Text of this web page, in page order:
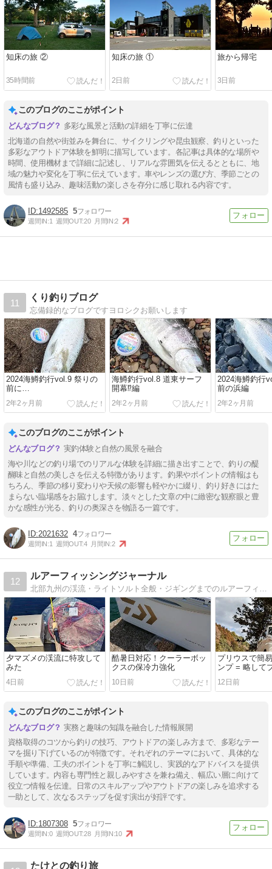
知床の旅 ②
35時間前
知床の旅 ①
2日前
旅から帰宅
3日前
このブログのここがポイント
多彩な風景と活動の詳細を丁寧に伝達
北海道の自然や街並みを舞台に、サイクリングや昆虫観察、釣りといった
多彩なアウトドア体験を鮮明に描写しています。各記事は具体的な場所や
時間、使用機材まで詳細に記述し、リアルな雰囲気を伝えるとともに、地
域の魅力や変化を丁寧に伝えています。車やレンズの選び方、季節ごとの
風情も盛り込み、趣味活動の楽しさを存分に感じ取れる内容です。
1492585 5
週間IN:1 週間OUT:20 月間IN:2
11
くり釣りブログ
忘備録的なブログですヨロシクお願いします
2024海鱒釣行vol.9 祭りの
前に…
2年2ヶ月前
海鱒釣行vol.8 道東サーフ
開幕⁉️編
2年2ヶ月前
2024海鱒釣行
前の浜編
2年2ヶ月前
このブログのここがポイント
実釣体験と自然の風景を融合
海や川などの釣り場でのリアルな体験を詳細に描き出すことで、釣りの醍
醐味と自然の美しさを伝える特徴があります。釣果やポイントの情報はも
ちろん、季節の移り変わりや天候の影響も軽やかに綴り、釣り好きにはた
まらない臨場感をお届けします。淡々とした文章の中に緻密な観察眼と豊
かな感性が光る、釣りの奥深さを物語る一篇です。
2021632 4
週間IN:1 週間OUT:4 月間IN:2
12
ルアーフィッシングジャーナル
北部九州の渓流・ライトソルト全般・ジギングまでのルアーフィッシングを旬で釣り分けて釣行記を書いています。渓流用品とソルト関連のアイテムを誠意買い増し中の釣り中毒です。応援よろしくお願いします！
夕マズメの渓流に特攻して
みた
4日前
酷暑日対応！クーラーボッ
クスの保冷力強化
10日前
プリウスで簡
ンプ = 略して
すゝめ
12日前
このブログのここがポイント
実務と趣味の知識を融合した情報展開
資格取得のコツから釣りの技巧、アウトドアの楽しみ方まで、多彩なテー
マを掘り下げているのが特徴です。それぞれのテーマにおいて、具体的な
手順や準備、工夫のポイントを丁寧に解説し、実践的なアドバイスを提供
しています。内容も専門性と親しみやすさを兼ね備え、幅広い層に向けて
役立つ情報を伝達。日常のスキルアップやアウトドアの楽しみを追求する
一助として、次なるステップを促す演出が好評です。
1807308 5
週間IN:0 週間OUT:28 月間IN:10
たけとの釣り旅